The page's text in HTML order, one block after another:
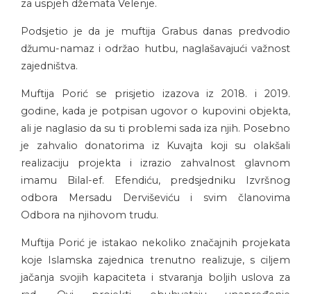
za uspjeh džemata Velenje.
Podsjetio je da je muftija Grabus danas predvodio
džumu-namaz i održao hutbu, naglašavajući važnost
zajedništva.
Muftija Porić se prisjetio izazova iz 2018. i 2019.
godine, kada je potpisan ugovor o kupovini objekta,
ali je naglasio da su ti problemi sada iza njih. Posebno
je zahvalio donatorima iz Kuvajta koji su olakšali
realizaciju projekta i izrazio zahvalnost glavnom
imamu Bilal-ef. Efendiću, predsjedniku Izvršnog
odbora Mersadu Derviševiću i svim članovima
Odbora na njihovom trudu.
Muftija Porić je istakao nekoliko značajnih projekata
koje Islamska zajednica trenutno realizuje, s ciljem
jačanja svojih kapaciteta i stvaranja boljih uslova za